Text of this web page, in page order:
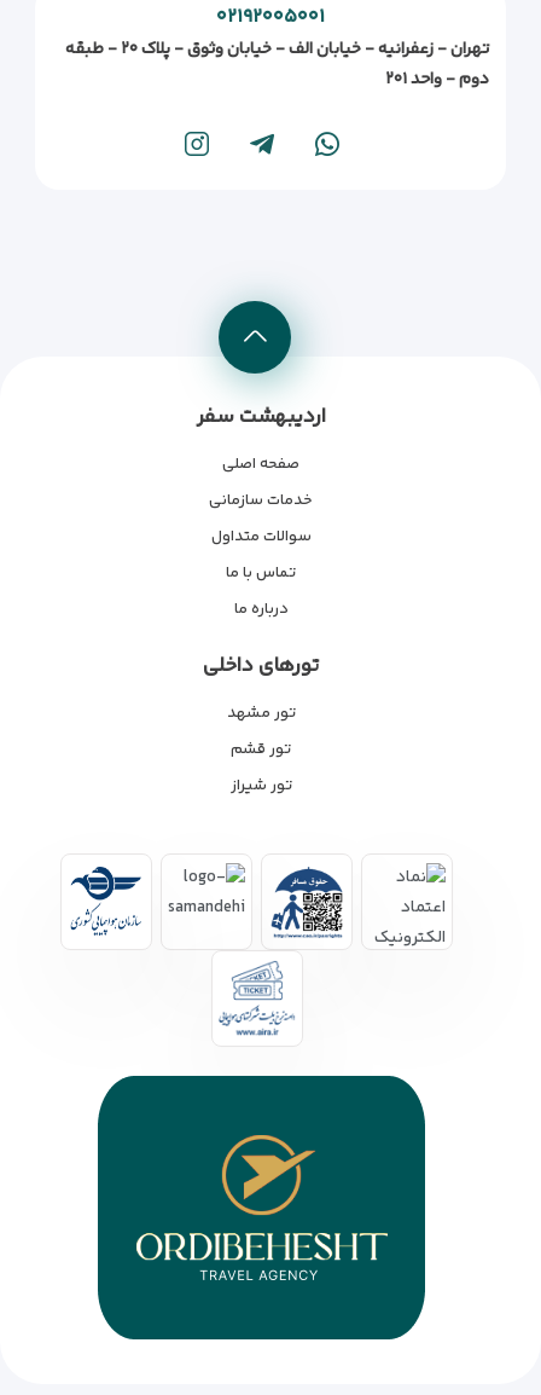
۰۲۱۹۲۰۰۵۰۰۱
تهران - زعفرانیه - خیابان الف - خیابان وثوق - پلاک ۲۰ - طبقه
دوم - واحد ۲۰۱
اردیبهشت سفر
صفحه اصلی
خدمات سازمانی
سوالات متداول
تماس با ما
درباره ما
تورهای داخلی
تور مشهد
تور قشم
تور شیراز